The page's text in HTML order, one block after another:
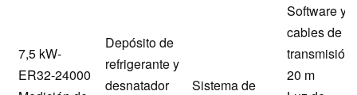
7,5 kW-
ER32-24000
Depósito de
refrigerante y
desnatador
Sistema de
Software y
cables de
transmisión
20 m